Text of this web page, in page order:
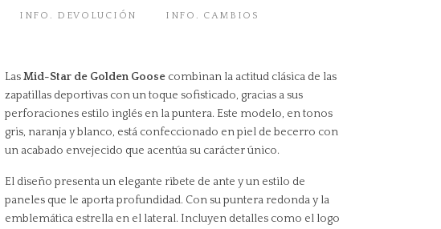
INFO. DEVOLUCIÓN INFO. CAMBIOS
LasMid-Star de Golden Goose combinan la actitud clásica de las
zapatillas deportivas con un toque sofisticado, gracias a sus
perforaciones estilo inglés en la puntera. Este modelo, en tonos
gris, naranja y blanco, está confeccionado en piel de becerro con
un acabado envejecido que acentúa su carácter único.
El diseño presenta un elegante ribete de ante y un estilo de
paneles que le aporta profundidad. Con su puntera redonda y la
emblemática estrella en el lateral. Incluyen detalles como el logo